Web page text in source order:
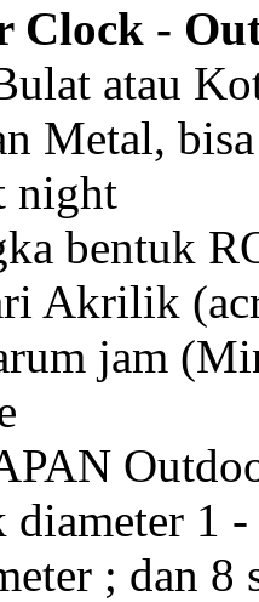
Clock -
atau
Metal,
night
bentuk
Akrilik
jam
diameter 1
; dan 8